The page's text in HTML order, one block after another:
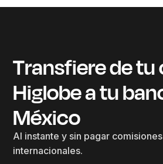
Transfiere de
Higlobe a tu
México
Al instante y sin pagar
internacionales.